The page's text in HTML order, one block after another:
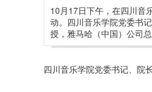
10月17日下午，在四川音
动。四川音乐学院党委书
授，雅马哈（中国）公司
四川音乐学院党委书记、院